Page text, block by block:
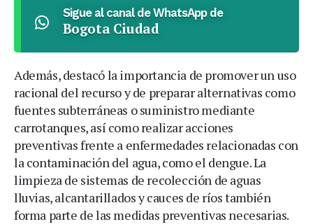
Sigue al canal de WhatsApp de
Bogota Ciudad
Además, destacó la importancia de promover un uso
racional del recurso y de preparar alternativas como
fuentes subterráneas o suministro mediante
carrotanques, así como realizar acciones
preventivas frente a enfermedades relacionadas con
la contaminación del agua, como el dengue. La
limpieza de sistemas de recolección de aguas
lluvias, alcantarillados y cauces de ríos también
forma parte de las medidas preventivas necesarias.